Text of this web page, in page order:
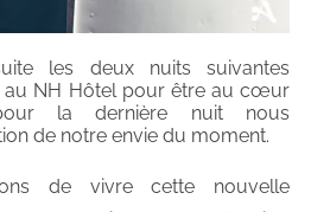
les deux nuits suivantes
au NH Hôtel pour être au cœur
la dernière nuit nous
de notre envie du moment.
de vivre cette nouvelle